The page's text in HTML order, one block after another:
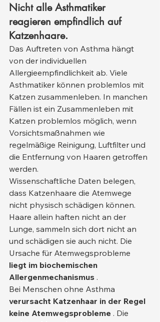
Nicht alle Asthmatiker
reagieren empfindlich auf
Katzenhaare.
Das Auftreten von Asthma hängt
von der individuellen
Allergieempfindlichkeit ab. Viele
Asthmatiker können problemlos mit
Katzen zusammenleben. In manchen
Fällen ist ein Zusammenleben mit
Katzen problemlos möglich, wenn
Vorsichtsmaßnahmen wie
regelmäßige Reinigung, Luftfilter und
die Entfernung von Haaren getroffen
werden.
Wissenschaftliche Daten belegen,
dass Katzenhaare die Atemwege
nicht physisch schädigen können.
Haare allein haften nicht an der
Lunge, sammeln sich dort nicht an
und schädigen sie auch nicht. Die
Ursache für Atemwegsprobleme
liegt im biochemischen
Allergenmechanismus .
Bei Menschen ohne Asthma
verursacht Katzenhaar in der Regel
keine Atemwegsprobleme . Die